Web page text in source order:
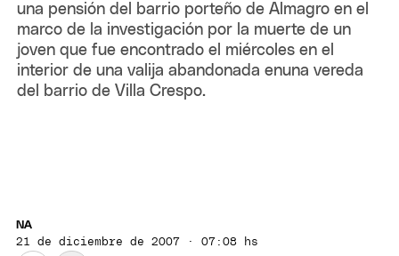
una pensión del barrio porteño de Almagro en el
marco de la investigación por la muerte de un
joven que fue encontrado el miércoles en el
interior de una valija abandonada enuna vereda
del barrio de Villa Crespo.
NA
21 de diciembre de 2007 · 07:08 hs